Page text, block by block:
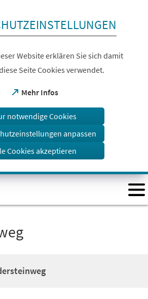
Website erklären Sie sich damit
Seite Cookies verwendet.
Mehr Infos
(Öffnet
einem
Tab)
notwendige Cookies
anpassen
Cookies akzeptieren